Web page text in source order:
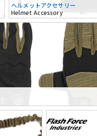
ヘルメットアクセサリー
Helmet Accessory